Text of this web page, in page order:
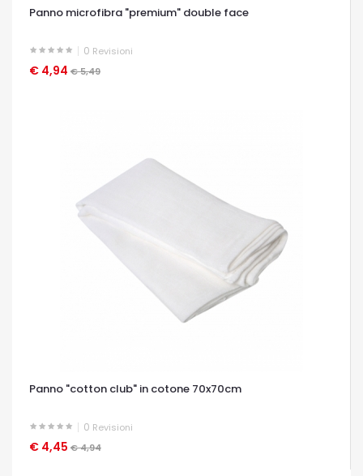
Panno microfibra "premium" double face
0 Revisioni
€ 4,94 € 5,49
OCCHIATA VELOCE
Panno "cotton club" in cotone 70x70cm
0 Revisioni
€ 4,45 € 4,94
OCCHIATA VELOCE